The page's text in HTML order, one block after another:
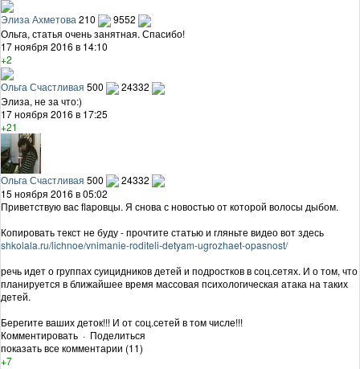
Элиза Ахметова 210
9552
Ольга, статья очень занятная. Спасибо!
17 ноября 2016 в 14:10
+2
Ольга Счастливая 500
24332
Элиза, не за что:)
17 ноября 2016 в 17:25
+21
Ольга Счастливая 500
24332
15 ноября 2016 в 05:02
Приветствую вас flapовцы. Я снова с новостью от которой волосы дыбом.
Копировать текст не буду - прочтите статью и гляньте видео вот здесь
shkolala.ru/lichnoe/vnimanie-roditeli-detyam-ugrozhaet-opasnost/
речь идет о группах суицидников детей и подростков в соц.сетях. И о том, что
планируется в ближайшее время массовая психологическая атака на таких
детей.
Берегите ваших деток!!! И от соц.сетей в том числе!!!
Комментировать · Поделиться
показать все комментарии (11)
+7